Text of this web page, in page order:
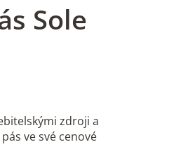
Sole
zdroji a
ve své cenové